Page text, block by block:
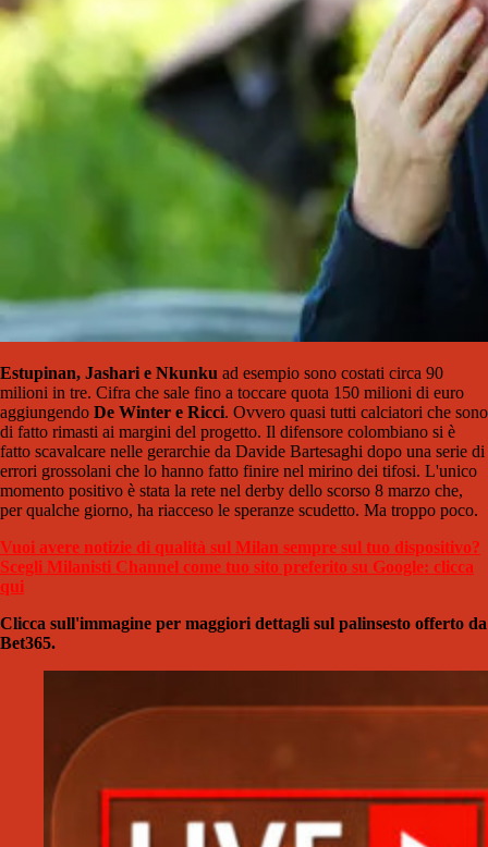
Estupinan, Jashari e Nkunku ad esempio sono costati circa 90
milioni in tre. Cifra che sale fino a toccare quota 150 milioni di euro
aggiungendo De Winter e Ricci. Ovvero quasi tutti calciatori che sono
di fatto rimasti ai margini del progetto. Il difensore colombiano si è
fatto scavalcare nelle gerarchie da Davide Bartesaghi dopo una serie di
errori grossolani che lo hanno fatto finire nel mirino dei tifosi. L'unico
momento positivo è stata la rete nel derby dello scorso 8 marzo che,
per qualche giorno, ha riacceso le speranze scudetto. Ma troppo poco.
Vuoi avere notizie di qualità sul Milan sempre sul tuo dispositivo?
Scegli Milanisti Channel come tuo sito preferito su Google: clicca
qui
Clicca sull'immagine per maggiori dettagli sul palinsesto offerto da
Bet365.